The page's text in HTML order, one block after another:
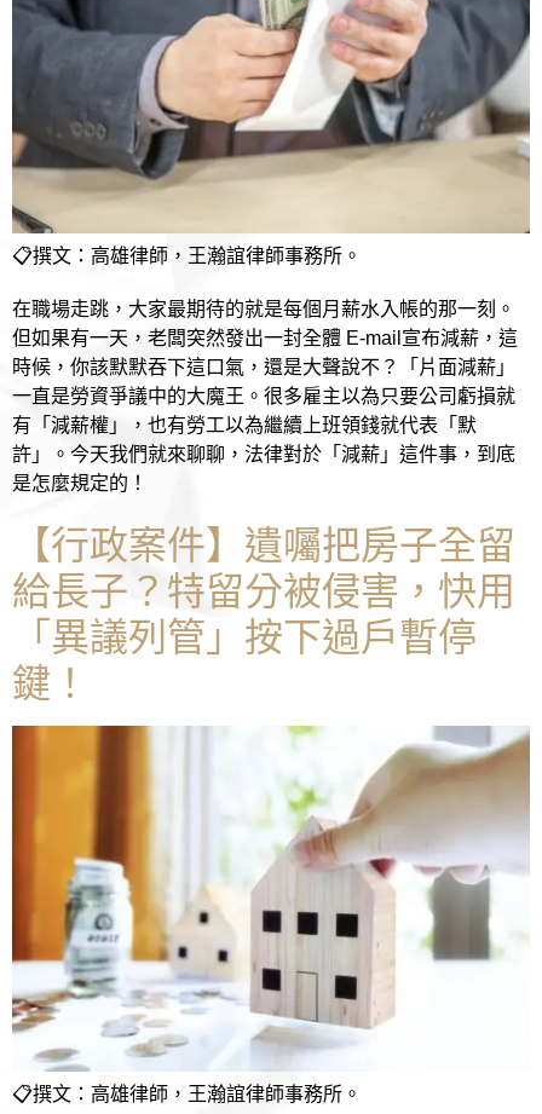
📋撰文：高雄律師，王瀚誼律師事務所。
在職場走跳，大家最期待的就是每個月薪水入帳的那一刻。
但如果有一天，老闆突然發出一封全體 E-mail宣布減薪，這
時候，你該默默吞下這口氣，還是大聲說不？「片面減薪」
一直是勞資爭議中的大魔王。很多雇主以為只要公司虧損就
有「減薪權」，也有勞工以為繼續上班領錢就代表「默
許」。今天我們就來聊聊，法律對於「減薪」這件事，到底
是怎麼規定的！
【行政案件】遺囑把房子全留
給長子？特留分被侵害，快用
「異議列管」按下過戶暫停
鍵！
📋撰文：高雄律師，王瀚誼律師事務所。